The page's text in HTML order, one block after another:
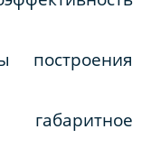
построения